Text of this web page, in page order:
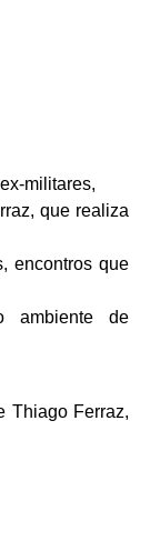
militares,
que realiza
encontros que
ambiente de
Thiago Ferraz,